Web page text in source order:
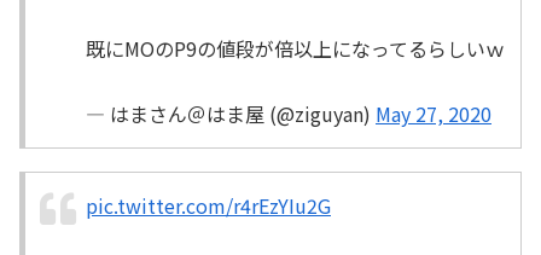
既にMOのP9の値段が倍以上になってるらしいｗ
— はまさん＠はま屋 (@ziguyan) May 27, 2020
pic.twitter.com/r4rEzYIu2G